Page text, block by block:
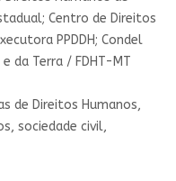
Centro de Direitos
PPDDH; Condel
e da Terra / FDHT-MT
de Direitos Humanos,
sociedade civil,